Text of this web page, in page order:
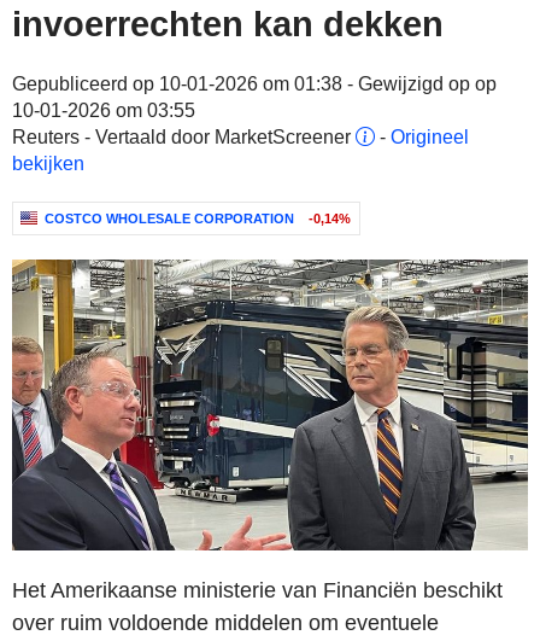
invoerrechten kan dekken
Gepubliceerd op 10-01-2026 om 01:38 - Gewijzigd op op
10-01-2026 om 03:55
Reuters - Vertaald door MarketScreener
- Origineel
bekijken
COSTCO WHOLESALE CORPORATION -0,14%
Het Amerikaanse ministerie van Financiën beschikt
over ruim voldoende middelen om eventuele